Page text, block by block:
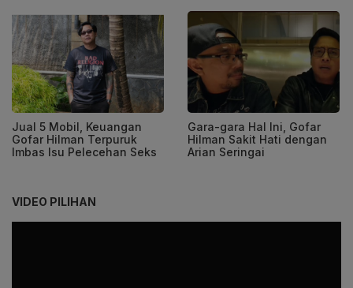
Jual 5 Mobil, Keuangan
Gofar Hilman Terpuruk
Imbas Isu Pelecehan Seks
Gara-gara Hal Ini, Gofar
Hilman Sakit Hati dengan
Arian Seringai
VIDEO PILIHAN